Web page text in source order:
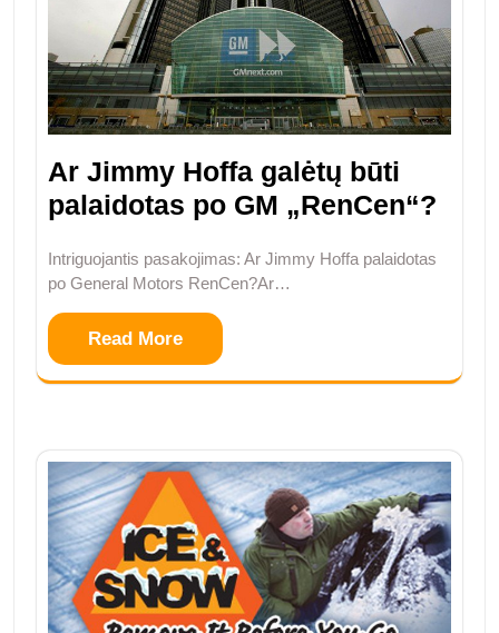
Ar Jimmy Hoffa galėtų būti
palaidotas po GM „RenCen“?
Intriguojantis pasakojimas: Ar Jimmy Hoffa palaidotas
po General Motors RenCen?Ar…
Read More